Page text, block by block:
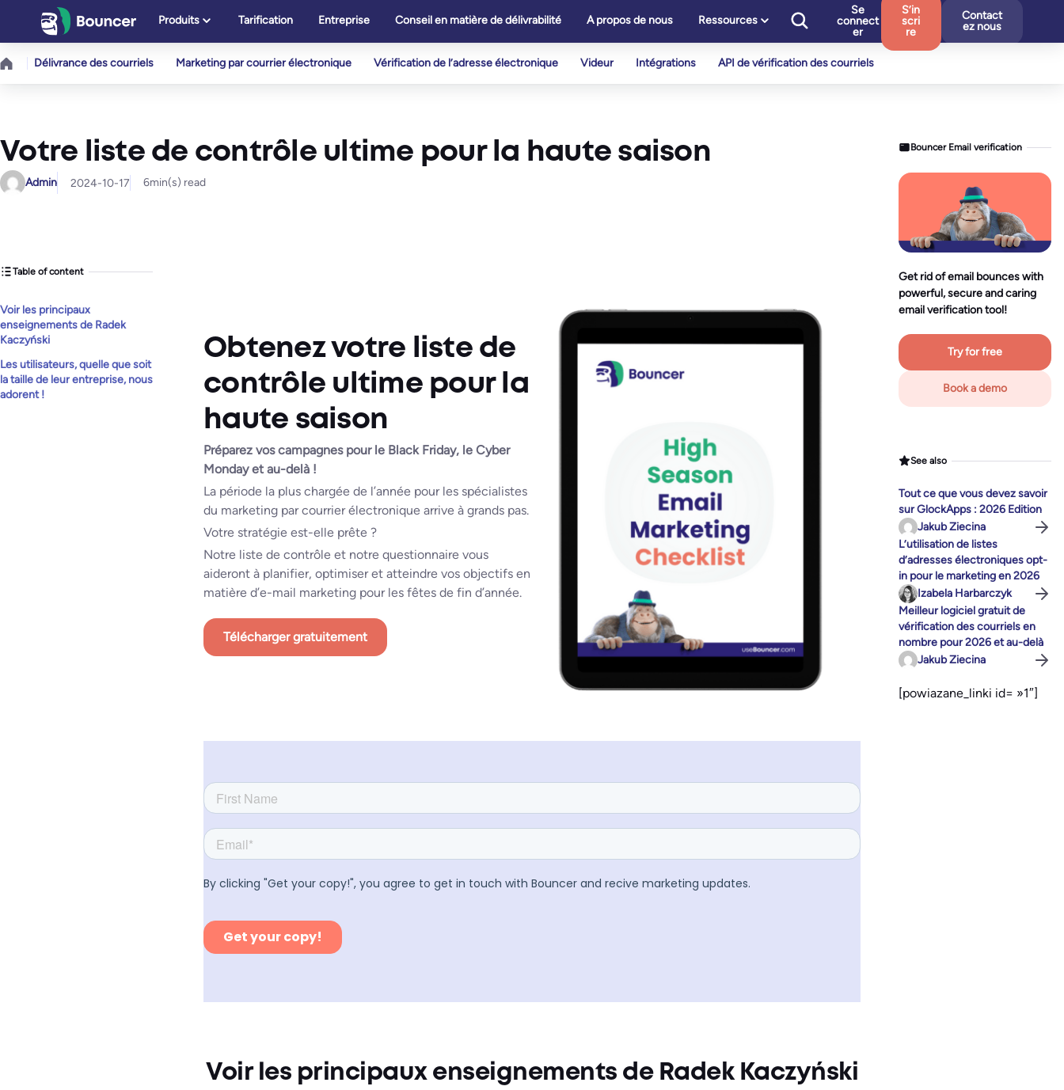
contenu
Produits Tarification Entreprise Conseil en matière de délivrabilité A propos de nous Ressources
Se
connect
er
S’in
scri
re
Contact
ez nous
Délivrance des courriels Marketing par courrier électronique Vérification de l’adresse électronique Videur Intégrations API de vérification des courriels
Votre liste de contrôle ultime pour la haute saison
Admin 2024-10-17 6min(s) read
Table of content
Voir les principaux
enseignements de Radek
Kaczyński
Les utilisateurs, quelle que soit
la taille de leur entreprise, nous
adorent !
Obtenez votre liste de
contrôle ultime pour la
haute saison
Préparez vos campagnes pour le Black Friday, le Cyber
Monday et au-delà !
La période la plus chargée de l’année pour les spécialistes
du marketing par courrier électronique arrive à grands pas.
Votre stratégie est-elle prête ?
Notre liste de contrôle et notre questionnaire vous
aideront à planifier, optimiser et atteindre vos objectifs en
matière d’e-mail marketing pour les fêtes de fin d’année.
Télécharger gratuitement
Voir les principaux enseignements de Radek Kaczyński
Bouncer Email verification
Get rid of email bounces with
powerful, secure and caring
email verification tool!
Try for free
Book a demo
See also
Tout ce que vous devez savoir
sur GlockApps : 2026 Edition
Jakub Ziecina
L’utilisation de listes
d’adresses électroniques opt-
in pour le marketing en 2026
Izabela Harbarczyk
Meilleur logiciel gratuit de
vérification des courriels en
nombre pour 2026 et au-delà
Jakub Ziecina
[powiazane_linki id= »1″]